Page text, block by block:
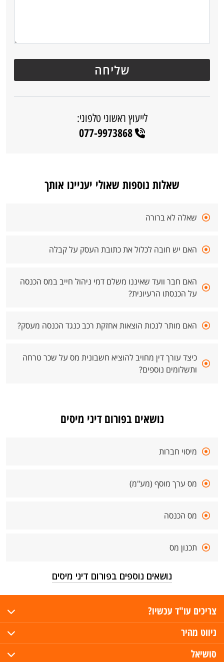
לייעוץ ראשוני טלפוני:
077-9973868
שאלות נוספות שאולי יעניינו אותך
שאלה לא ברורה
האם יש חובה לכלול את כתובת העסק על קבלה
האם חבר וועד שאיננו משלם דמי ניהול חייב במס הכנסה
על הכנסתו הרעיונית?
האם מותר לנכות הוצאות אחזקת רכב כנגד הכנסה מעסק?
כיצד עורך דין מחויב להוציא חשבונית מס על שכר טרחה
ותשלומים נוספים?
נושאים בפורום דיני מיסים
מיסוי חברות
מס ערך מוסף (מע"מ)
מס הכנסה
תכנון מס
נושאים נוספים בפורום דיני מיסים
צריכים עו"ד עכשיו?
ניווט מהיר
סושיאל